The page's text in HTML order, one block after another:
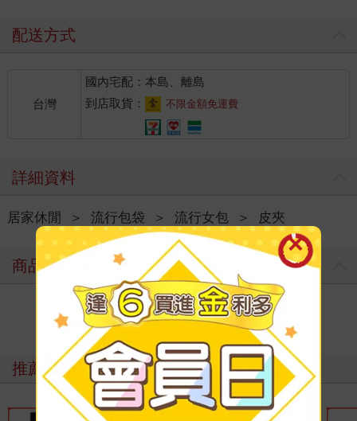
配送方式
台灣
國內宅配：本島、離島
到店取貨：
不限金額免運費
詳細資料
居家休閒 ＞ 流行包袋 ＞ 流行女包 ＞ 皮夾
商品評價
寫評價
推薦必看